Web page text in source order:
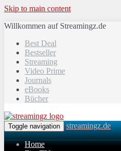
Skip to main content
Willkommen auf Streamingz.de
Best Deal
Bestseller
Streaming
Video Prime
Journals
eBooks
Bücher
Toggle navigation streamingz.de
Home